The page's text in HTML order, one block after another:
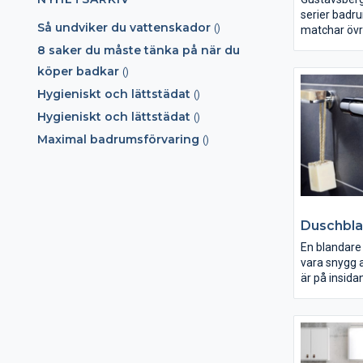
Så undviker du vattenskador ()
8 saker du måste tänka på när du
köper badkar ()
Hygieniskt och lättstädat ()
Hygieniskt och lättstädat ()
Maximal badrumsförvaring ()
serier
matchar
funktion
dina val.
fukttåliga
modeller.
samtliga
rent och
kombinerat
kromad
har
söker!
En
vara snygg
är på
blandare i
smarta